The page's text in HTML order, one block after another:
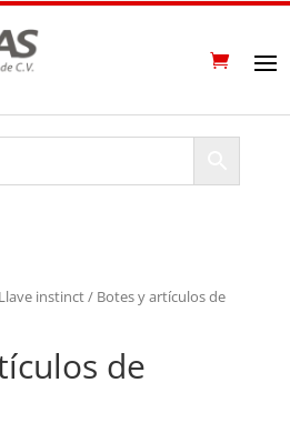
Llave instinct/ Botes y artículos de
de